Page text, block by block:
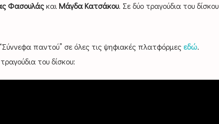
ΦασουλάςκαιΜάγδα Κατσάκου. Σε δύο τραγούδια του δίσκου
παντού” σε όλες τις ψηφιακές πλατφόρμες εδώ.
του δίσκου: